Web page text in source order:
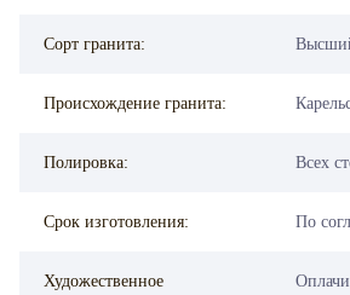
Сорт гранита:
Происхождение гранита:
Полировка: Всех
Срок изготовления: По
Художественное